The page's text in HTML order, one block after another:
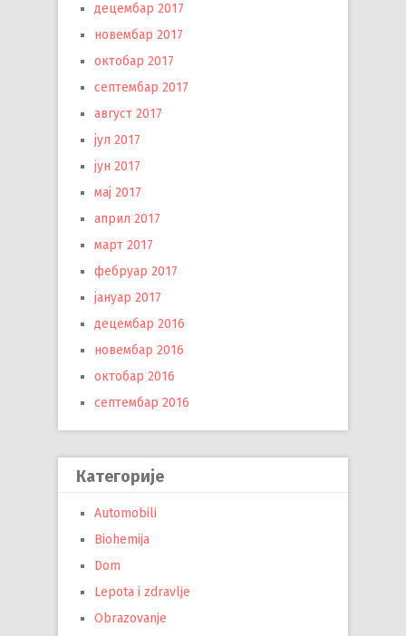
децембар 2017
новембар 2017
октобар 2017
септембар 2017
август 2017
јул 2017
јун 2017
мај 2017
април 2017
март 2017
фебруар 2017
јануар 2017
децембар 2016
новембар 2016
октобар 2016
септембар 2016
Категорије
Automobili
Biohemija
Dom
Lepota i zdravlje
Obrazovanje